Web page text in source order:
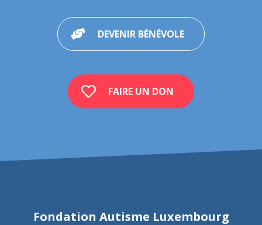
DEVENIR BÉNÉVOLE
FAIRE UN DON
Fondation Autisme Luxembourg